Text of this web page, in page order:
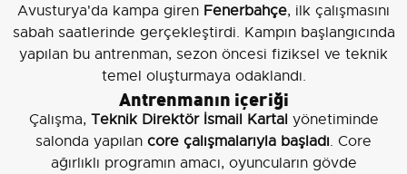
Avusturya'da kampa giren Fenerbahçe, ilk çalışmasını
sabah saatlerinde gerçekleştirdi. Kampın başlangıcında
yapılan bu antrenman, sezon öncesi fiziksel ve teknik
temel oluşturmaya odaklandı.
Antrenmanın içeriği
Çalışma, Teknik Direktör İsmail Kartal yönetiminde
salonda yapılan core çalışmalarıyla başladı. Core
ağırlıklı programın amacı, oyuncuların gövde